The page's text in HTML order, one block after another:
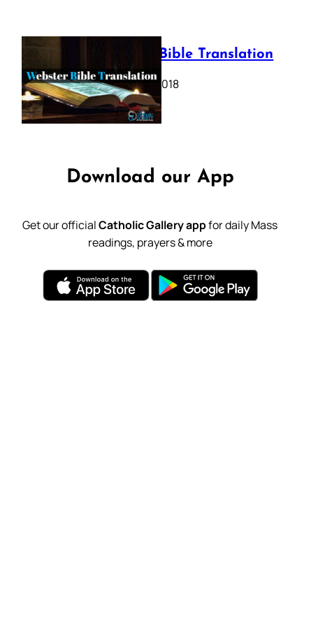
Webster Bible Translation
October 11, 2018
Download our App
Get our officialCatholic Gallery appfor daily Mass
readings, prayers & more